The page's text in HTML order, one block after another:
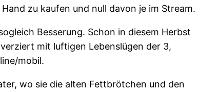
zu kaufen und null davon je im Stream.
Besserung. Schon in diesem Herbst
mit luftigen Lebenslügen der 3,
mobil.
wo sie die alten Fettbrötchen und den